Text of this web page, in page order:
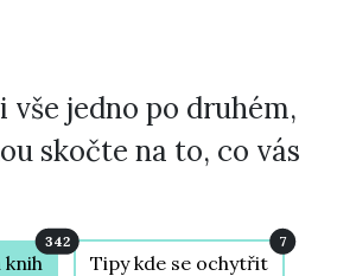
vše jedno po druhém,
skočte na to, co vás
knih
342
Tipy kde se ochytřit
7